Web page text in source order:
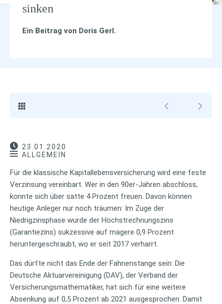
sinken
Ein Beitrag von Doris Gerl.
23.01.2020
ALLGEMEIN
Für die klassische Kapitallebensversicherung wird eine feste
Verzinsung vereinbart. Wer in den 90er-Jahren abschloss,
konnte sich über satte 4 Prozent freuen. Davon können
heutige Anleger nur noch träumen: Im Zuge der
Niedrigzinsphase wurde der Höchstrechnungszins
(Garantiezins) sukzessive auf magere 0,9 Prozent
heruntergeschraubt, wo er seit 2017 verharrt.
Das dürfte nicht das Ende der Fahnenstange sein: Die
Deutsche Aktuarvereinigung (DAV), der Verband der
Versicherungsmathematiker, hat sich für eine weitere
Absenkung auf 0,5 Prozent ab 2021 ausgesprochen. Damit